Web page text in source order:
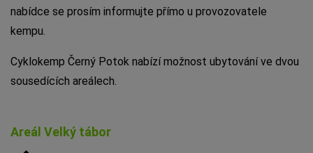
nabídce se prosím informujte přímo u provozovatele
kempu.
Cyklokemp Černý Potok nabízí možnost ubytování ve dvou
sousedících areálech.
Areál Velký tábor